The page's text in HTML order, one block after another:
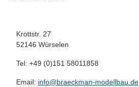
Krottstr. 27
52146 Würselen
Tel: +49 (0)151 58011858
Email: info@braeckman-modellbau.de